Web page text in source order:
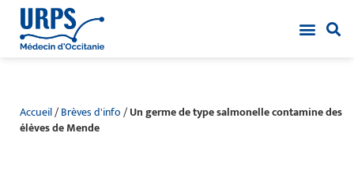
Accueil/Brèves d'info/Un germe de type salmonelle contamine des
élèves de Mende